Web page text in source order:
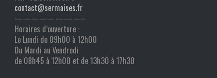
contact@sermaises.fr
————————–
Horaires d’ouverture :
Le Lundi de 09h00 à 12h00
Du Mardi au Vendredi
de 08h45 à 12h00 et de 13h30 à 17h30